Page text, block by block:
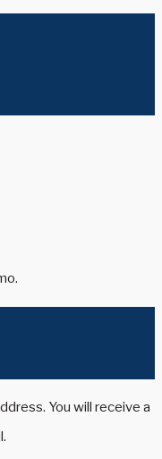
You will receive a